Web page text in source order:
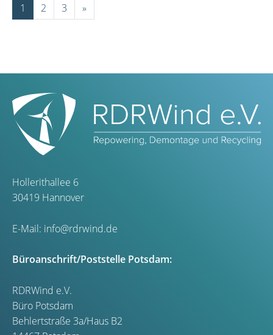
1 2 3 »
Hollerithallee 6
30419 Hannover
E-Mail: info@rdrwind.de
Büroanschrift/Poststelle Potsdam:
RDRWind e.V.
Büro Potsdam
Behlertstraße 3a/Haus B2